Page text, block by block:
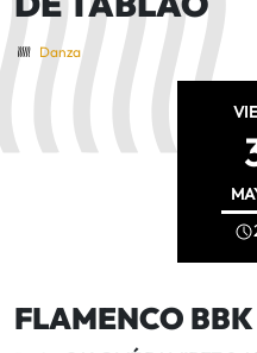
Danza
FLAMENCO